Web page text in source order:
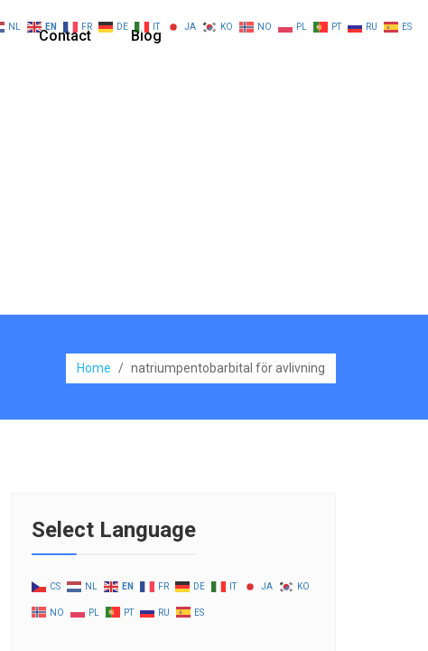
Contact Blog
Home / natriumpentobarbital för avlivning
Select Language
CS NL EN FR DE IT JA KO
NO PL PT RU ES
NL EN FR DE IT JA KO NO PL PT RU ES